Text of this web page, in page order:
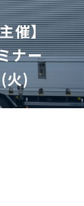
催】
ナー
火)